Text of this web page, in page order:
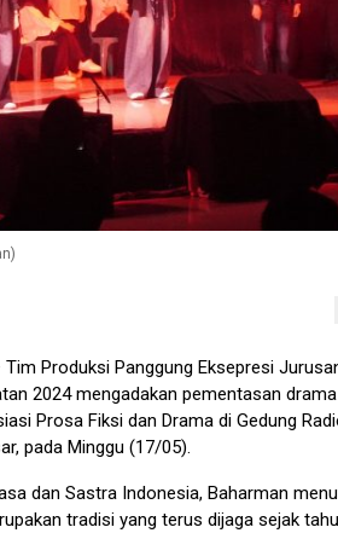
Tim Produksi Panggung Eksepresi
2024 mengadakan pementasan
Prosa Fiksi dan Drama di Gedung
pada Minggu (17/05).
dan Sastra Indonesia, Baharman
tradisi yang terus dijaga sejak